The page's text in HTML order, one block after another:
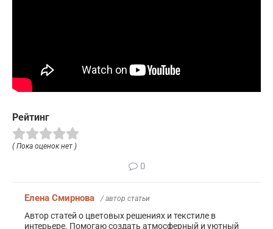
Рейтинг
( Пока оценок нет )
0
Елена Смирнова / автор статьи
Автор статей о цветовых решениях и текстиле в
интерьере. Помогаю создать атмосферный и уютный